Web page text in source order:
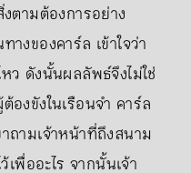
ตามต้องการอย่าง
งของคาร์ล เข้าใจว่า
ว ดังนั้นผลลัพธ์จึงไม่ใช่
งขังในเรือนจำ คาร์ล
ถามเจ้าหน้าที่ถึงสนาม
เพื่ออะไร จากนั้นเจ้า